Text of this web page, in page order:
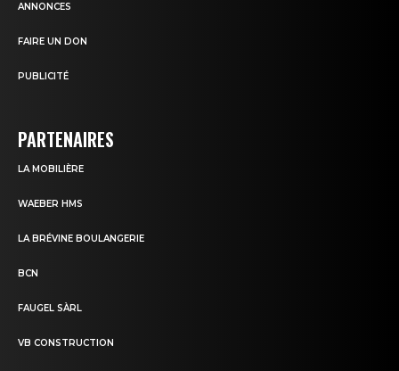
ANNONCES
FAIRE UN DON
PUBLICITÉ
PARTENAIRES
LA MOBILIÈRE
WAEBER HMS
LA BRÉVINE BOULANGERIE
BCN
FAUGEL SÀRL
VB CONSTRUCTION